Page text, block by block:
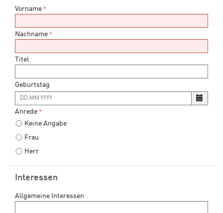
Vorname *
Nachname *
Titel
Geburtstag
Es
ist
folgendes
Eingabeformat
gefordert:
Anrede *
Keine Angabe
Frau
Herr
Interessen
Allgemeine Interessen